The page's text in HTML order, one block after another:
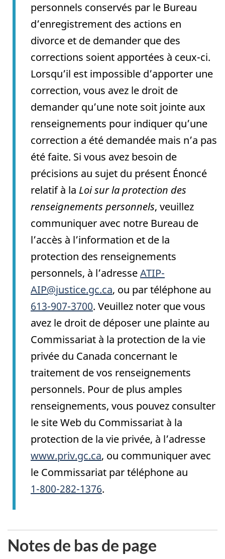
personnels conservés par le Bureau
d’enregistrement des actions en
divorce et de demander que des
corrections soient apportées à ceux-ci.
Lorsqu’il est impossible d’apporter une
correction, vous avez le droit de
demander qu’une note soit jointe aux
renseignements pour indiquer qu’une
correction a été demandée mais n’a pas
été faite. Si vous avez besoin de
précisions au sujet du présent Énoncé
relatif à la Loi sur la protection des
renseignements personnels, veuillez
communiquer avec notre Bureau de
l’accès à l’information et de la
protection des renseignements
personnels, à l’adresseATIP-
AIP@justice.gc.ca, ou par téléphone au
613-907-3700. Veuillez noter que vous
avez le droit de déposer une plainte au
Commissariat à la protection de la vie
privée du Canada concernant le
traitement de vos renseignements
personnels. Pour de plus amples
renseignements, vous pouvez consulter
le site Web du Commissariat à la
protection de la vie privée, à l’adresse
www.priv.gc.ca, ou communiquer avec
le Commissariat par téléphone au
1-800-282-1376.
Notes de bas de page